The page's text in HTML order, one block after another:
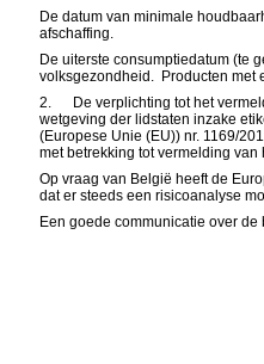
De datum van minimale
afschaffing.
De uiterste consumptiedatum (te
volksgezondheid. Producten met
2.
De verplichting tot het
wetgeving der lidstaten inzake
(Europese Unie (EU)) nr. 1169/
met betrekking tot vermelding
Op vraag van België heeft de
dat er steeds een risicoanalyse
Een goede communicatie over